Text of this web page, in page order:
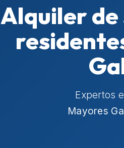
Alquiler de
Expertos
Mayores